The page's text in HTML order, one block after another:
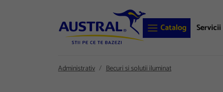
Catalog Servicii
Administrativ Becuri si solutii iluminat